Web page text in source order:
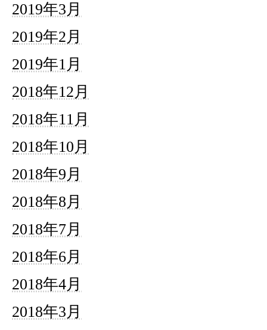
2019年3月
2019年2月
2019年1月
2018年12月
2018年11月
2018年10月
2018年9月
2018年8月
2018年7月
2018年6月
2018年4月
2018年3月